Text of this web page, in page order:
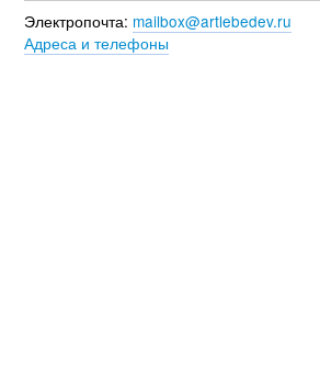
Электропочта: mailbox@artlebedev.ru
Адреса и телефоны